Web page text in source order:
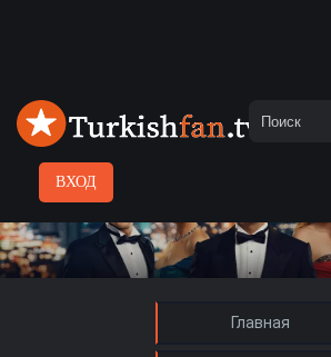
ВХОД
Главная